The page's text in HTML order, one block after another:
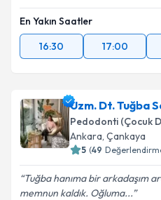
En Yakın Saatler
16:30
17:00
Uzm. Dt. Tuğba
Pedodonti (Çocuk
Ankara, Çankaya
5 (49
Tuğba hanıma bir arkadaşım
memnun kaldık. Oğluma...